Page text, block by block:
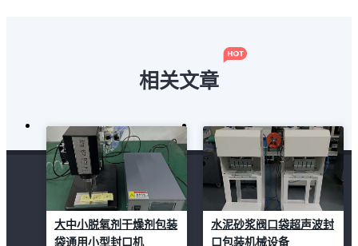
相关文章
大中小脱氧剂干燥剂包装
袋通用小型封口机
水泥砂浆阀口袋超声波封
口包装机械设备